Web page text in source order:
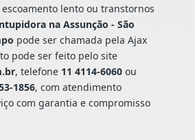
lento ou transtornos
na Assunção - São
pode ser chamada pela Ajax
pode ser feito pelo site
, telefone 11 4114-6060ou
1856, com atendimento
com garantia e compromisso